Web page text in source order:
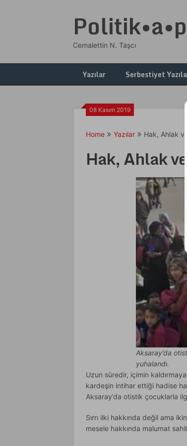
Cemalettin N. Taşcı
Yazılar Serbestiyet
08 Kasım 2019
Home Yazılar Hak, Ahlak
Hak, Ahlak
Aksaray’da
yuhalandı.
Uzun süredir, içimin
kardeşin intihar ettiği hadise
Aksaray’da otistik çocuklarla
Sırrı ilki hakkında değil ama
mesele hakkında malumat